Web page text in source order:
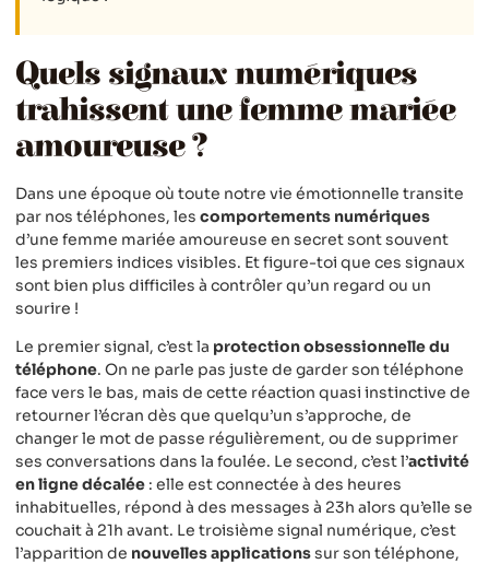
Quels signaux numériques
trahissent une femme mariée
amoureuse ?
Dans une époque où toute notre vie émotionnelle transite
par nos téléphones, les comportements numériques
d’une femme mariée amoureuse en secret sont souvent
les premiers indices visibles. Et figure-toi que ces signaux
sont bien plus difficiles à contrôler qu’un regard ou un
sourire !
Le premier signal, c’est la protection obsessionnelle du
téléphone. On ne parle pas juste de garder son téléphone
face vers le bas, mais de cette réaction quasi instinctive de
retourner l’écran dès que quelqu’un s’approche, de
changer le mot de passe régulièrement, ou de supprimer
ses conversations dans la foulée. Le second, c’est l’activité
en ligne décalée : elle est connectée à des heures
inhabituelles, répond à des messages à 23h alors qu’elle se
couchait à 21h avant. Le troisième signal numérique, c’est
l’apparition de nouvelles applicationssur son téléphone,